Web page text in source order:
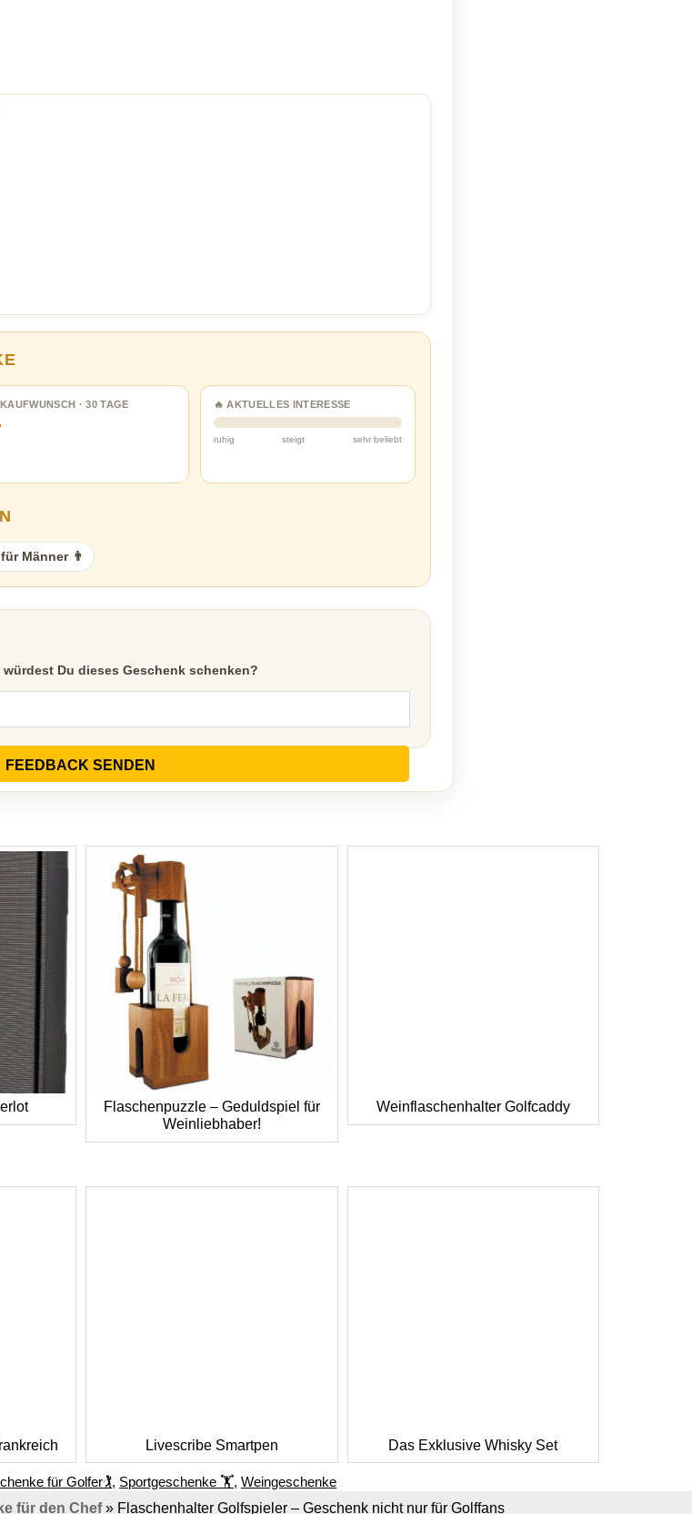
· 30 TAGE 🔥 AKTUELLES INTERESSE
ruhig steigt sehr beliebt
Männer 👨
Du dieses Geschenk schenken?
FEEDBACK SENDEN
Flaschenpuzzle – Geduldspiel für
Weinliebhaber!
Weinflaschenhalter Golfcaddy
Livescribe Smartpen Das Exklusive Whisky Set
für Golfer🏌️, Sportgeschenke ‭🏋, Weingeschenke
für den Chef» Flaschenhalter Golfspieler – Geschenk nicht nur für Golffans